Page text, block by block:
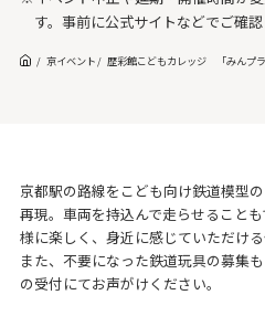
す。事前に公式サイトなどでご確認
京イベント 歴彩館こどもカレッジ 「みんプラ
京都駅の路線をこども向け鉄道模型
再現。車両を持込んで走らせること
様に楽しく、身近に感じていただける
また、不要になった鉄道玩具の募集
の受付にてお声がけください。